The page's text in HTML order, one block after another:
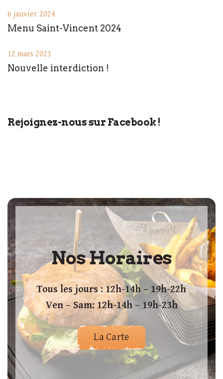
6 janvier 2024
Menu Saint-Vincent 2024
12 mars 2023
Nouvelle interdiction !
Rejoignez-nous sur Facebook !
Nos Horaires
Tous les jours : 12h-14h – 19h-22h
Ven – Sam: 12h-14h – 19h-23h
La Carte